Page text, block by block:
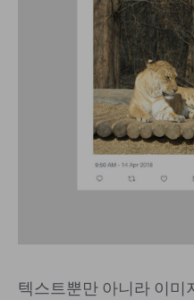
텍스트뿐만 아니라 이